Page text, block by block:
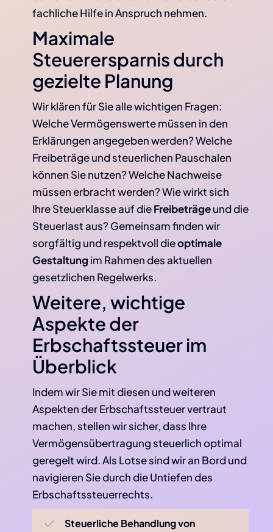
fachliche Hilfe in Anspruch nehmen.
Maximale
Steuerersparnis durch
gezielte Planung
Wir klären für Sie alle wichtigen Fragen:
Welche Vermögenswerte müssen in den
Erklärungen angegeben werden? Welche
Freibeträge und steuerlichen Pauschalen
können Sie nutzen? Welche Nachweise
müssen erbracht werden? Wie wirkt sich
Ihre Steuerklasse auf dieFreibeträgeund die
Steuerlast aus? Gemeinsam finden wir
sorgfältig und respektvoll dieoptimale
Gestaltung im Rahmen des aktuellen
gesetzlichen Regelwerks.
Weitere, wichtige
Aspekte der
Erbschaftssteuer im
Überblick
Indem wir Sie mit diesen und weiteren
Aspekten der Erbschaftssteuer vertraut
machen, stellen wir sicher, dass Ihre
Vermögensübertragung steuerlich optimal
geregelt wird. Als Lotse sind wir an Bord und
navigieren Sie durch die Untiefen des
Erbschaftssteuerrechts.
Steuerliche Behandlung von